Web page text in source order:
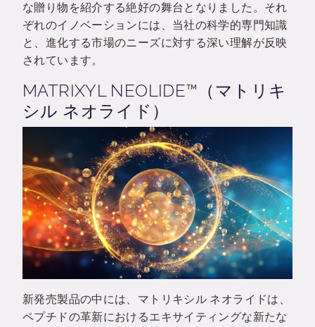
な贈り物を紹介する絶好の舞台となりました。それ
ぞれのイノベーションには、当社の科学的専門知識
と、進化する市場のニーズに対する深い理解が反映
されています。
MATRIXYL NEOLIDE™（マトリキ
シル ネオライド）
新発売製品の中には、マトリキシル ネオライドは、
ペプチドの革新におけるエキサイティングな新たな